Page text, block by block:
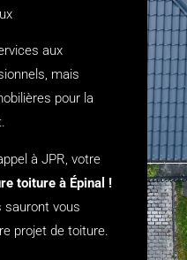
aux
mais
pour la
à JPR, votre
toiture à Épinal !
sauront vous
projet de toiture.